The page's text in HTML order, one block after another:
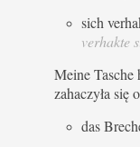
sich
verhakte
Meine
zahaczyła się
das